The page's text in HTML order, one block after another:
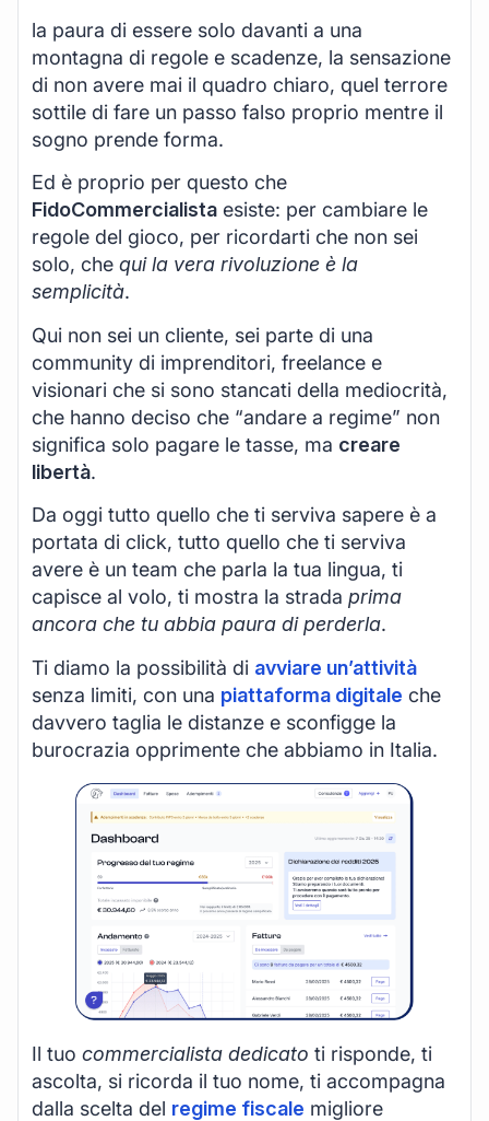
la paura di essere solo davanti a una
montagna di regole e scadenze, la sensazione
di non avere mai il quadro chiaro, quel terrore
sottile di fare un passo falso proprio mentre il
sogno prende forma.
Ed è proprio per questo che
FidoCommercialista esiste: per cambiare le
regole del gioco, per ricordarti che non sei
solo, che qui la vera rivoluzione è la
semplicità.
Qui non sei un cliente, sei parte di una
community di imprenditori, freelance e
visionari che si sono stancati della mediocrità,
che hanno deciso che “andare a regime” non
significa solo pagare le tasse, ma creare
libertà.
Da oggi tutto quello che ti serviva sapere è a
portata di click, tutto quello che ti serviva
avere è un team che parla la tua lingua, ti
capisce al volo, ti mostra la strada prima
ancora che tu abbia paura di perderla.
Ti diamo la possibilità di avviare un’attività
senza limiti, con una piattaforma digitale che
davvero taglia le distanze e sconfigge la
burocrazia opprimente che abbiamo in Italia.
Il tuo commercialista dedicato ti risponde, ti
ascolta, si ricorda il tuo nome, ti accompagna
dalla scelta del regime fiscale migliore